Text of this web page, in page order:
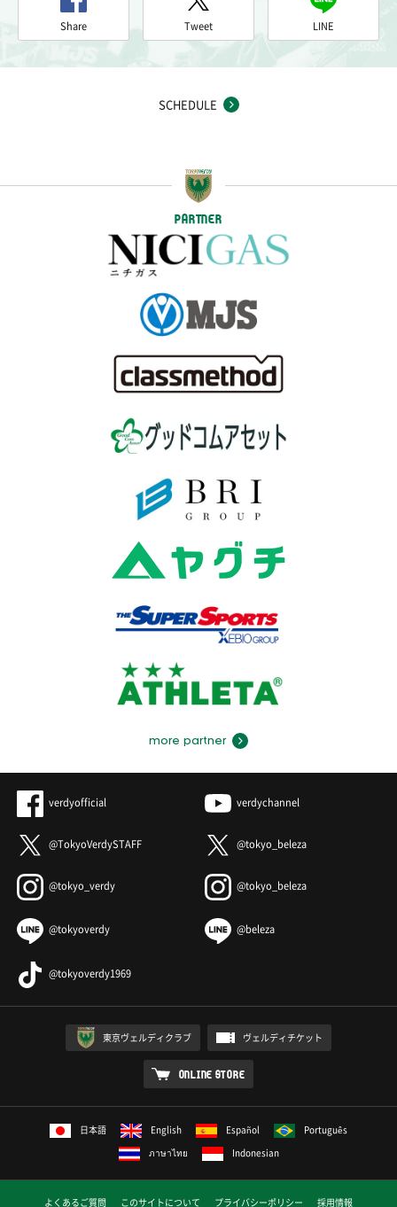
Share Tweet LINE
SCHEDULE
PARTNER
more partner
verdyofficial verdychannel
@TokyoVerdySTAFF @tokyo_beleza
@tokyo_verdy @tokyo_beleza
@tokyoverdy @beleza
@tokyoverdy1969
東京ヴェルディクラブ ヴェルディチケット
ONLINE STORE
日本語 English Español
Português
ภาษาไทย
Indonesian
よくあるご質問 このサイトについて プライバシーポリシー 採用情報